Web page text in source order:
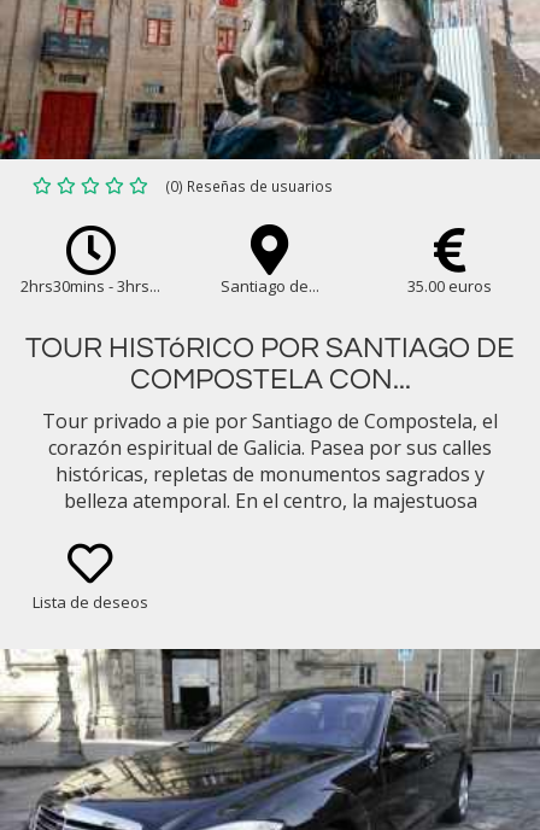
(0) Reseñas de usuarios
2hrs30mins - 3hrs... Santiago de... 35.00 euros
TOUR HISTóRICO POR SANTIAGO DE
COMPOSTELA CON...
Tour privado a pie por Santiago de Compostela, el
corazón espiritual de Galicia. Pasea por sus calles
históricas, repletas de monumentos sagrados y
belleza atemporal. En el centro, la majestuosa
Lista de deseos